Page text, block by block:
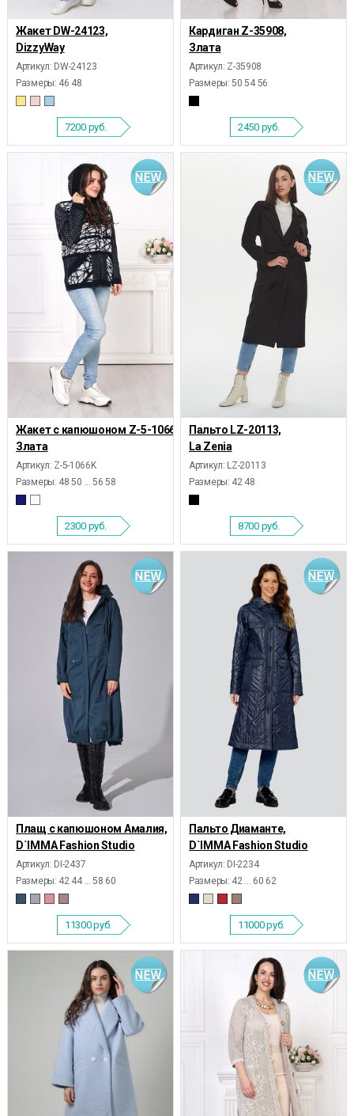
Жакет DW-24123,
DizzyWay
Артикул: DW-24123
Размеры: 46 48
7200 руб.
Кардиган Z-35908,
Злата
Артикул: Z-35908
Размеры: 50 54 56
2450 руб.
Жакет с капюшоном Z-5-1066K,
Злата
Артикул: Z-5-1066K
Размеры: 48 50 ... 56 58
2300 руб.
Пальто LZ-20113,
La Zenia
Артикул: LZ-20113
Размеры: 42 48
8700 руб.
Плащ с капюшоном Амалия,
D`IMMA Fashion Studio
Артикул: DI-2437
Размеры: 42 44 ... 58 60
11300руб.
Пальто Диаманте,
D`IMMA Fashion Studio
Артикул: DI-2234
Размеры: 42 ... 60 62
11000руб.